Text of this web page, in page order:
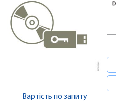
Вартість по запиту